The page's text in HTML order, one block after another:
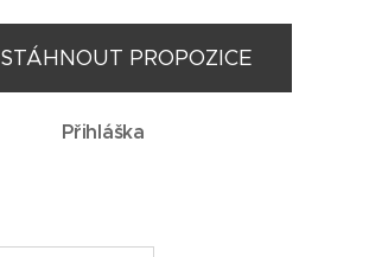
STÁHNOUT PROPOZICE
Přihláška